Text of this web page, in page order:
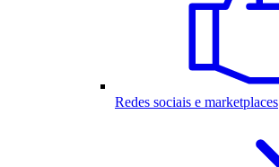
Redes sociais e marketplaces